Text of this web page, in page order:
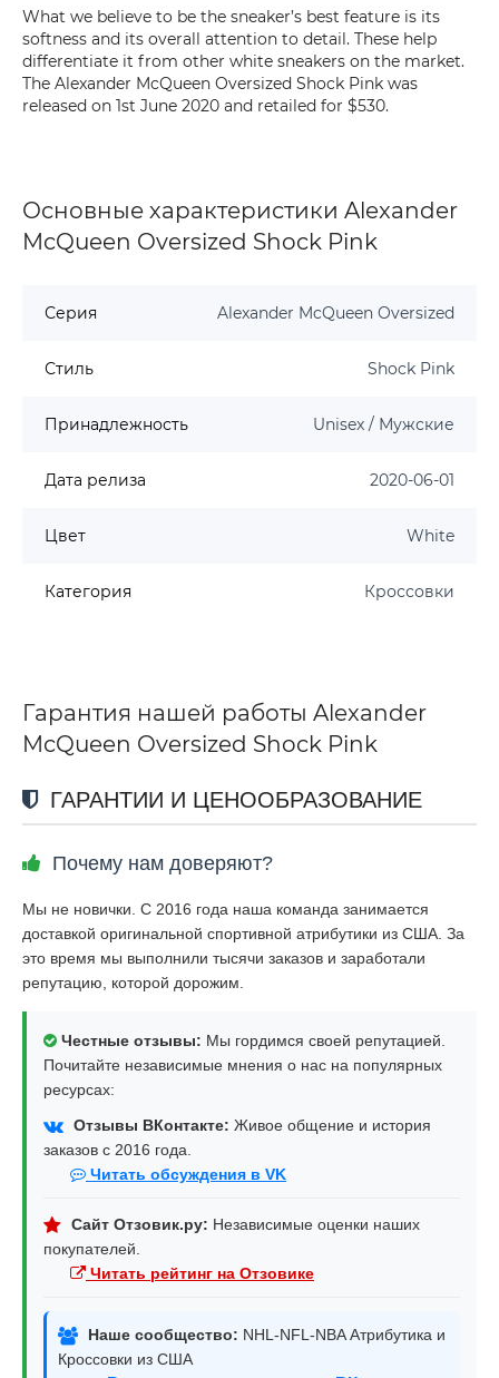
What we believe to be the sneaker’s best feature is its
softness and its overall attention to detail. These help
differentiate it from other white sneakers on the market.
The Alexander McQueen Oversized Shock Pink was
released on 1st June 2020 and retailed for $530.
Основные характеристики Alexander
McQueen Oversized Shock Pink
Серия Alexander McQueen Oversized
Стиль Shock Pink
Принадлежность Unisex / Мужские
Дата релиза 2020-06-01
Цвет White
Категория Кроссовки
Гарантия нашей работы Alexander
McQueen Oversized Shock Pink
ГАРАНТИИ И ЦЕНООБРАЗОВАНИЕ
Почему нам доверяют?
Мы не новички. С 2016 года наша команда занимается
доставкой оригинальной спортивной атрибутики из США. За
это время мы выполнили тысячи заказов и заработали
репутацию, которой дорожим.
Честные отзывы: Мы гордимся своей репутацией.
Почитайте независимые мнения о нас на популярных
ресурсах:
Отзывы ВКонтакте: Живое общение и история
заказов с 2016 года.
Читать обсуждения в VK
Сайт Отзовик.ру: Независимые оценки наших
покупателей.
Читать рейтинг на Отзовике
Наше сообщество: NHL-NFL-NBA Атрибутика и
Кроссовки из США